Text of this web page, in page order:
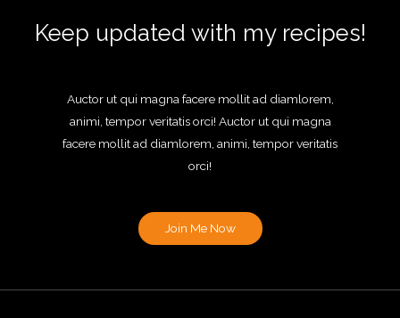
Keep updated with my recipes!
Auctor ut qui magna facere mollit ad diamlorem,
animi, tempor veritatis orci! Auctor ut qui magna
facere mollit ad diamlorem, animi, tempor veritatis
orci!
Join Me Now